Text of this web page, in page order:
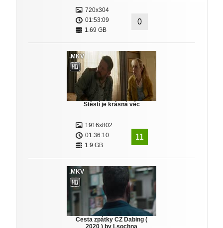
720x304
01:53:09
1.69 GB
0
.MKV
Štěstí je krásná věc
1916x802
01:36:10
1.9 GB
11
.MKV
Cesta zpátky CZ Dabing (
2020 ) by Lsochna